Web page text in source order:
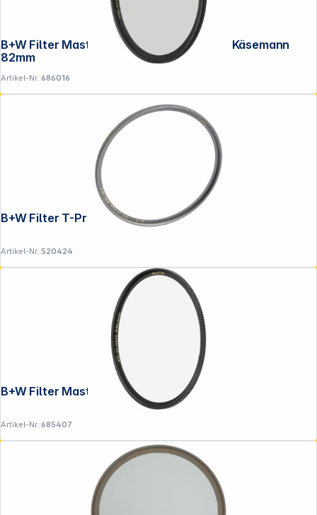
B+W Filter Master Pol zirkular MRC nano Käsemann
82mm
Artikel-Nr.:686016
B+W Filter T-Pro UV MRC 67mm nano
Artikel-Nr.:520424
B+W Filter Master UV MRC 39mm Nano
Artikel-Nr.:685407